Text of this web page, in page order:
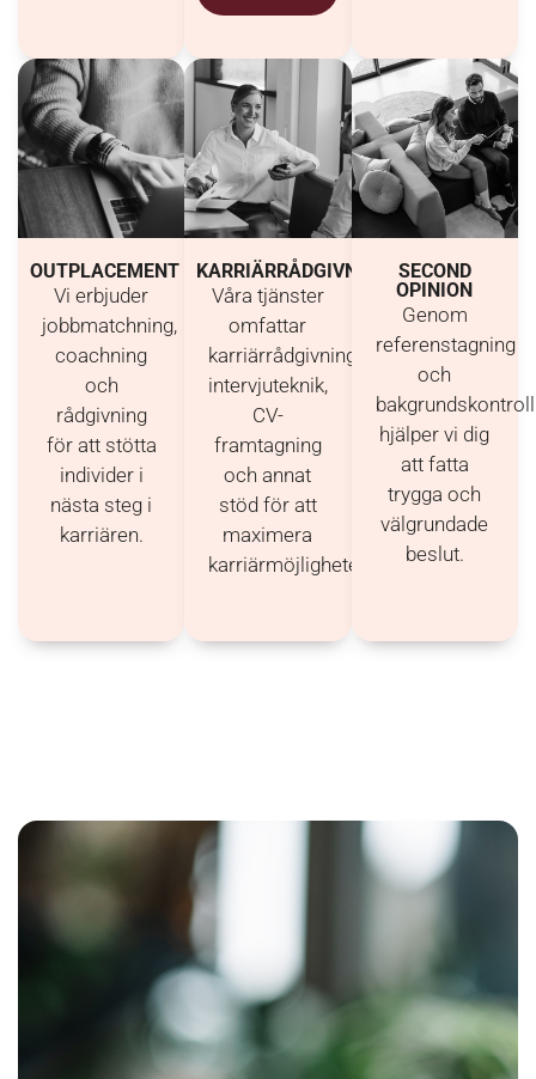
OUTPLACEMENT
Vi erbjuder
jobbmatchning,
coachning
och
rådgivning
för att stötta
individer i
nästa steg i
karriären.
KARRIÄRRÅDGIVNING
Våra tjänster
omfattar
karriärrådgivning,
intervjuteknik,
CV-
framtagning
och annat
stöd för att
maximera
karriärmöjligheter.
SECOND
OPINION
Genom
referenstagning
och
bakgrundskontroll
hjälper vi dig
att fatta
trygga och
välgrundade
beslut.